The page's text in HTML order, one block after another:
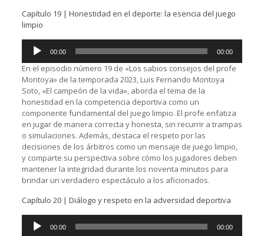
Capítulo 19 | Honestidad en el deporte: la esencia del juego
limpio
Reproductor
audio
00:00 00:00
En el episodio número 19 de «Los sabios consejos del profe
Montoya» de la temporada 2023, Luis Fernando Montoya
Soto, «El campeón de la vida», aborda el tema de la
honestidad en la competencia deportiva como un
componente fundamental del juego limpio. El profe enfatiza
en jugar de manera correcta y honesta, sin recurrir a trampas
o simulaciones. Además, destaca el respeto por las
decisiones de los árbitros como un mensaje de juego limpio,
y comparte su perspectiva sobre cómo los jugadores deben
mantener la integridad durante los noventa minutos para
brindar un verdadero espectáculo a los aficionados.
Capítulo 20 | Diálogo y respeto en la adversidad deportiva
Reproductor
00:00 00:00